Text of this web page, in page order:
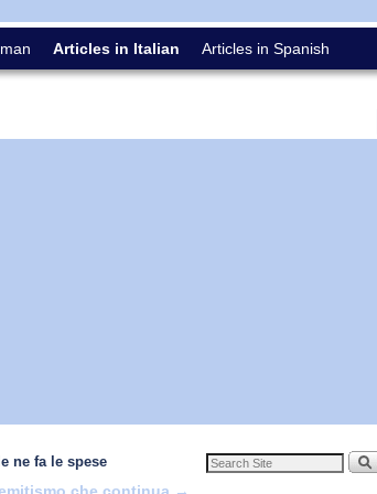
Articles in Italian Articles in Spanish
ne fa le spese